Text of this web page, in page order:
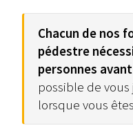
Chacun de nos
pédestre
personnes
possible de
lorsque vous